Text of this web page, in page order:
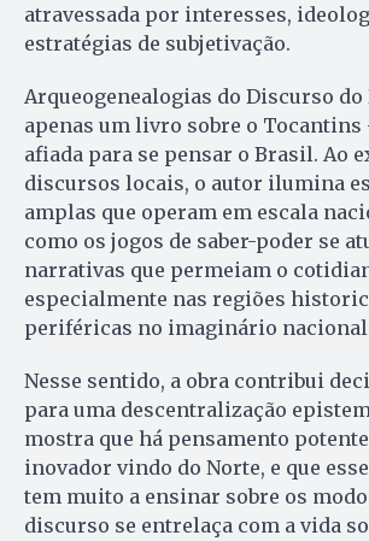
atravessada por interesses,
estratégias de subjetivação.
Arqueogenealogias do Discurso do
apenas um livro sobre o
afiada para se pensar o Brasil. Ao
discursos locais, o autor ilumina
amplas que operam em escala
como os jogos de saber-poder se
narrativas que permeiam o
especialmente nas regiões
periféricas no imaginário
Nesse sentido, a obra contribui
para uma descentralização
mostra que há pensamento
inovador vindo do Norte, e que
tem muito a ensinar sobre os
discurso se entrelaça com a vida